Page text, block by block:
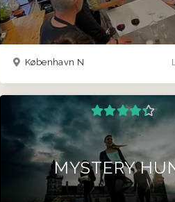
København N
MYSTERY